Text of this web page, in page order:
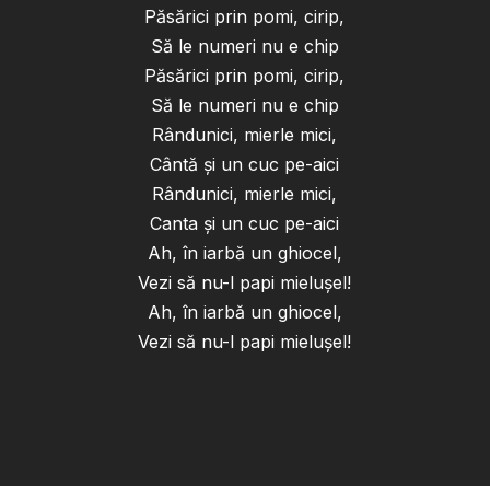
Păsărici prin pomi, cirip,
Să le numeri nu e chip
Păsărici prin pomi, cirip,
Să le numeri nu e chip
Rândunici, mierle mici,
Cântă și un cuc pe-aici
Rândunici, mierle mici,
Canta și un cuc pe-aici
Ah, în iarbă un ghiocel,
Vezi să nu-l papi mielușel!
Ah, în iarbă un ghiocel,
Vezi să nu-l papi mielușel!